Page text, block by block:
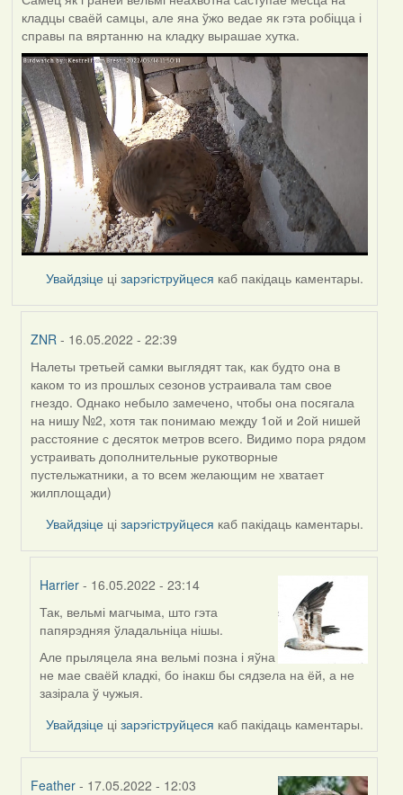
кладцы сваёй самцы, але яна ўжо ведае як гэта робіцца і
справы па вяртанню на кладку вырашае хутка.
Увайдзіце цізарэгіструйцеся каб пакідаць каментары.
ZNR - 16.05.2022 - 22:39
In
reply
to
by
Harrier
Налеты третьей самки выглядят так, как будто она в
каком то из прошлых сезонов устраивала там свое
гнездо. Однако небыло замечено, чтобы она посягала
на нишу №2, хотя так понимаю между 1ой и 2ой нишей
расстояние с десяток метров всего. Видимо пора рядом
устраивать дополнительные рукотворные
пустельжатники, а то всем желающим не хватает
жилплощади)
Увайдзіце цізарэгіструйцеся каб пакідаць каментары.
Harrier - 16.05.2022 - 23:14
In
reply
to
by
ZNR
Так, вельмі магчыма, што гэта
папярэдняя ўладальніца нішы.
Але прыляцела яна вельмі позна і яўна
не мае сваёй кладкі, бо інакш бы сядзела на ёй, а не
зазірала ў чужыя.
Увайдзіце цізарэгіструйцеся каб пакідаць каментары.
Feather - 17.05.2022 - 12:03